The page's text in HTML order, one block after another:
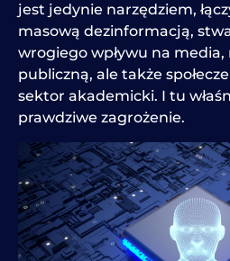
jest jedynie narzędziem,
masową dezinformacją,
wrogiego wpływu na
publiczną, ale także
sektor akademicki. I tu
prawdziwe zagrożenie.